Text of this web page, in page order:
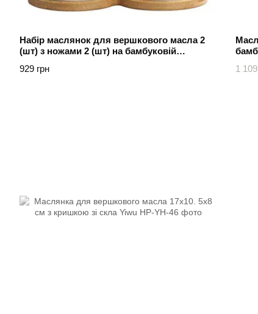
Набір маслянок для вершкового масла 2
(шт) з ножами 2 (шт) на бамбуковій
929 грн
1